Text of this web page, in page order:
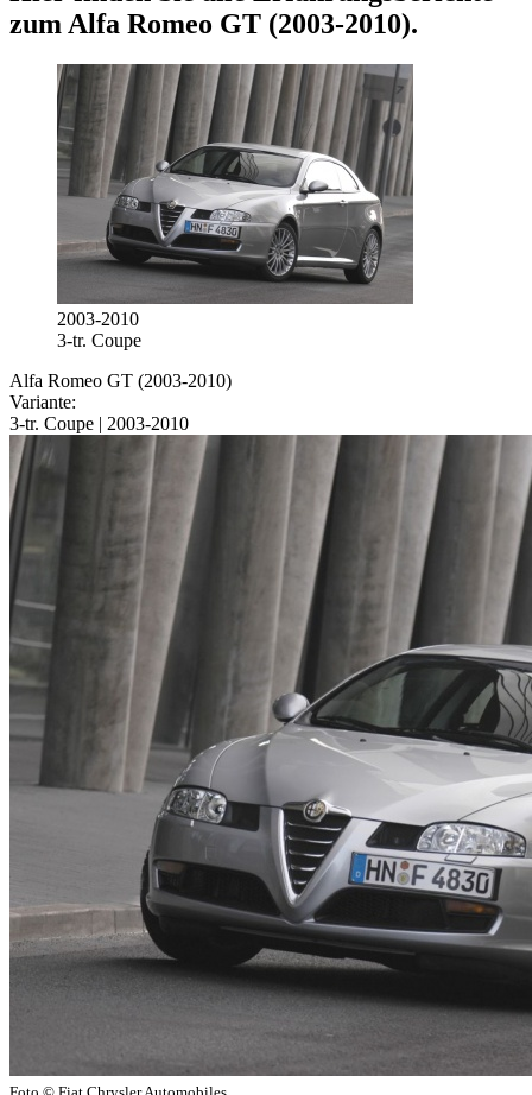
zum Alfa Romeo GT (2003-2010).
2003-2010
3-tr. Coupe
Alfa Romeo GT (2003-2010)
Variante:
3-tr. Coupe | 2003-2010